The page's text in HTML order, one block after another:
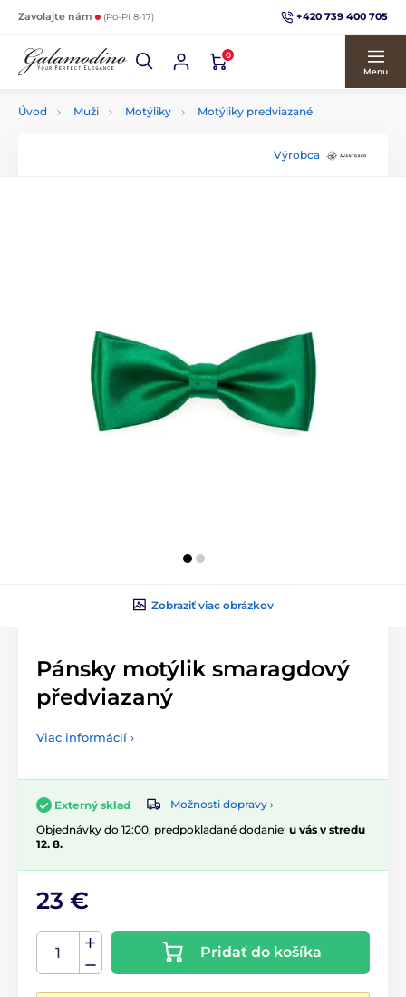
Zavolajte nám (Po-Pi 8-17) +420 739 400 705
0
Menu
Úvod Muži Motýliky Motýliky predviazané
Výrobca
Zobraziť viac obrázkov
Pánsky motýlik smaragdový
předviazaný
Viac informácií ›
Externý sklad
Možnosti dopravy ›
Objednávky do 12:00, predpokladané dodanie: u vás v stredu
12. 8.
23 €
Pridať do košíka